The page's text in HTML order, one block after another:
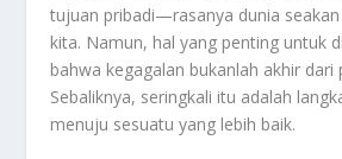
tujuan pribadi—rasanya dunia
kita. Namun, hal yang penting untuk
bahwa kegagalan bukanlah akhir dari
Sebaliknya, seringkali itu adalah
menuju sesuatu yang lebih baik.